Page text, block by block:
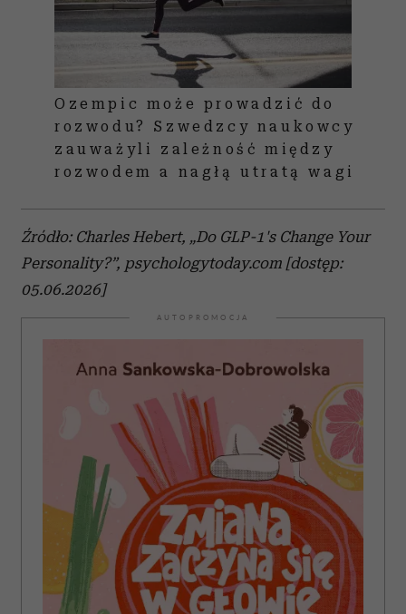
Ozempic może prowadzić do
rozwodu? Szwedzcy naukowcy
zauważyli zależność między
rozwodem a nagłą utratą wagi
Źródło: Charles Hebert, „Do GLP-1's Change Your
Personality?”, psychologytoday.com [dostęp:
05.06.2026]
AUTOPROMOCJA